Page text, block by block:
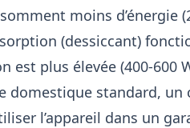
moins d’énergie
(dessiccant)
est plus élevée (400-600
domestique standard,
l’appareil dans un